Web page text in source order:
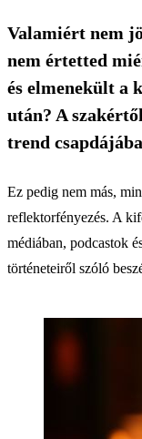
Valamiért nem
nem értetted
és elmenekült a
után? A
trend
Ez pedig nem más,
reflektorfényezés. A
médiában, podcastok
történeteiről szóló